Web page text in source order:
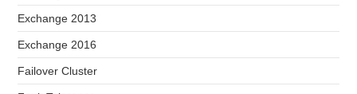
Exchange 2013
Exchange 2016
Failover Cluster